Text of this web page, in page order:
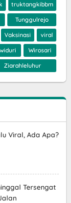
truktangkibbm
Tunggulrejo
Vaksinasi viral
widuri Wirosari
Ziarahleluhur
Viral, Ada Apa?
Tersengat